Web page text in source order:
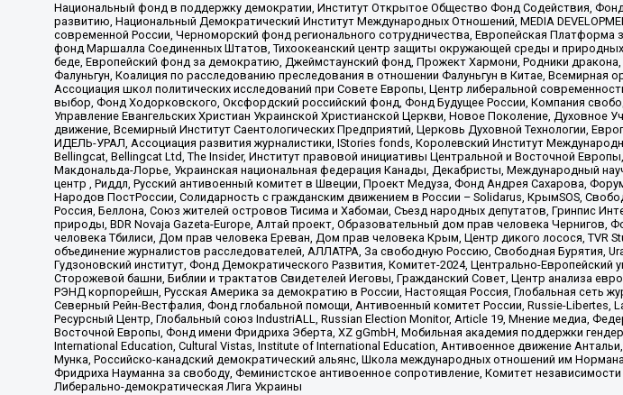
Национальный фонд в поддержку демократии, Институт Открытое Общество Фонд Содействия,
развитию, Национальный Демократический Институт Международных Отношений, MEDIA
современной России, Черноморский фонд регионального сотрудничества, Европейская
фонд Маршалла Соединенных Штатов, Тихоокеанский центр защиты окружающей среды и
беде, Европейский фонд за демократию, Джеймстаунский фонд, Прожект Хармони, Родники
Фалуньгун, Коалиция по расследованию преследования в отношении Фалуньгун в Китае, Всемирная
Ассоциация школ политических исследований при Совете Европы, Центр либеральной
выбор, Фонд Ходорковского, Оксфордский российский фонд, Фонд Будущее России, Компания
Управление Евангельских Христиан Украинской Христианской Церкви, Новое Поколение,
движение, Всемирный Институт Саентологических Предприятий, Церковь Духовной Технологии,
ИДЕЛЬ-УРАЛ, Ассоциация развития журналистики, IStories fonds, Королевский Институт
Bellingcat, Bellingcat Ltd, The Insider, Институт правовой инициативы Центральной и Восточной
Макдональда-Лорье, Украинская национальная федерация Канады, Декабристы, Международный
центр , Риддл, Русский антивоенный комитет в Швеции, Проект Медуза, Фонд Андрея Сахарова,
Народов ПостРоссии, Солидарность с гражданским движением в России – Solidarus, КрымSOS,
Россия, Беллона, Союз жителей островов Тисима и Хабомаи, Съезд народных депутатов, Гринпис
природы, BDR Novaja Gazeta-Europe, Алтай проект, Образовательный дом прав человека
человека Тбилиси, Дом прав человека Ереван, Дом прав человека Крым, Центр дикого лосося,
объединение журналистов расследователей, АЛЛАТРА, За свободную Россию, Свободная Бурятия,
Гудзоновский институт, Фонд Демократического Развития, Комитет-2024, Центрально-
Сторожевой башни, Библии и трактатов Свидетелей Иеговы, Гражданский Совет, Центр анализа
РЭНД корпорейшн, Русская Америка за демократию в России, Настоящая Россия, Глобальная сеть
Северный Рейн-Вестфалия, Фонд глобальной помощи, Антивоенный комитет России, Russie-
Ресурсный Центр, Глобальный союз IndustriALL, Russian Election Monitor, Article 19, Мнение медиа,
Восточной Европы, Фонд имени Фридриха Эберта, XZ gGmbH, Мобильная академия поддержки
International Education, Cultural Vistas, Institute of International Education, Антивоенное движение
Мунка, Российско-канадский демократический альянс, Школа международных отношений им
Фридриха Науманна за свободу, Феминистское антивоенное сопротивление, Комитет
Либерально-демократическая Лига Украины